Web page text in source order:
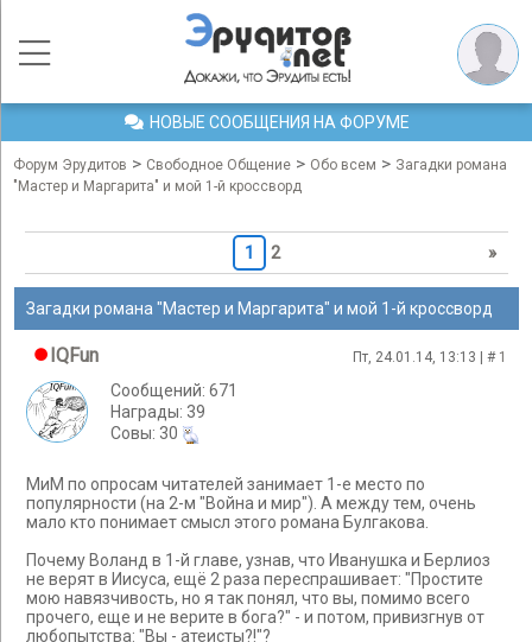
НОВЫЕ СООБЩЕНИЯ НА ФОРУМЕ
Форум Эрудитов > Свободное Общение > Обо всем > Загадки романа
"Мастер и Маргарита" и мой 1-й кроссворд
1 2 »
Загадки романа "Мастер и Маргарита" и мой 1-й кроссворд
IQFun Пт, 24.01.14, 13:13 | # 1
Сообщений: 671
Награды: 39
Cовы: 30
МиМ по опросам читателей занимает 1-е место по
популярности (на 2-м "Война и мир"). А между тем, очень
мало кто понимает смысл этого романа Булгакова.
Почему Воланд в 1-й главе, узнав, что Иванушка и Берлиоз
не верят в Иисуса, ещё 2 раза переспрашивает: "Простите
мою навязчивость, но я так понял, что вы, помимо всего
прочего, еще и не верите в бога?" - и потом, привизгнув от
любопытства: "Вы - атеисты?!"?